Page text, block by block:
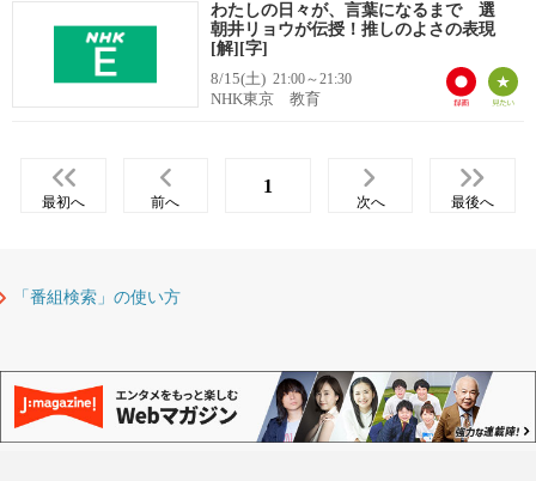
わたしの日々が、言葉になるまで 選
朝井リョウが伝授！推しのよさの表現
[解][字]
8/15(土) 21:00～21:30
NHK東京 教育
最初へ 前へ
1
次へ 最後へ
「番組検索」の使い方